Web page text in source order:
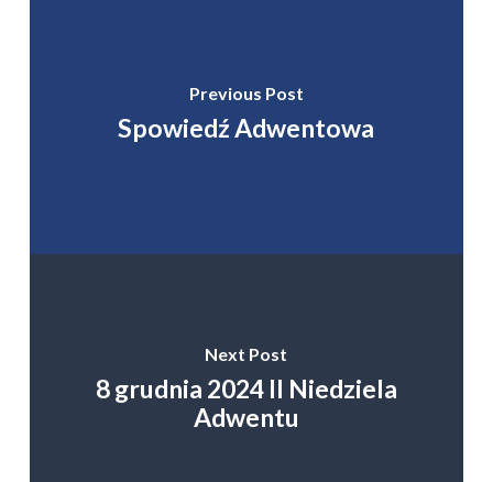
Previous Post
Spowiedź Adwentowa
Next Post
8 grudnia 2024 II Niedziela
Adwentu